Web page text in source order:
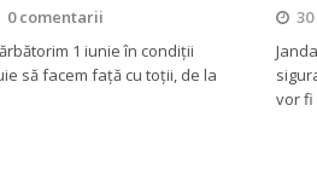
0 comentarii
1 iunie în condiții
să facem față cu toții, de la
vor